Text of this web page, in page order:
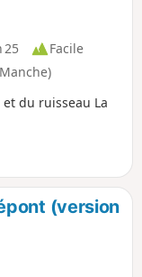
25
Facile
du ruisseau La
(version